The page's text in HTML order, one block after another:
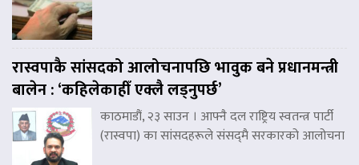
रास्वपाकै सांसदको आलोचनापछि भावुक बने प्रधानमन्त्री
बालेन : ‘कहिलेकाहीँ एक्लै लड्नुपर्छ’
काठमाडौं, २३ साउन । आफ्नै दल राष्ट्रिय स्वतन्त्र पार्टी
(रास्वपा) का सांसदहरूले संसद्‌मै सरकारको आलोचना